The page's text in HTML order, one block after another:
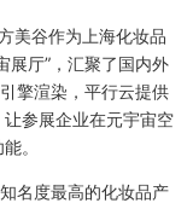
美谷作为上海化妆品
展厅”，汇聚了国内外
擎渲染，平行云提供
参展企业在元宇宙空
。
名度最高的化妆品产